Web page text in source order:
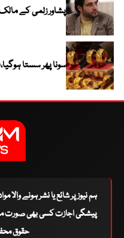
پشاور زلمی کے مالک
سونا پھر سستا
ہم نیوز پر شائع یا نشر ہونے والا
پیشگی اجازت کسی بھی صورت
حقوق